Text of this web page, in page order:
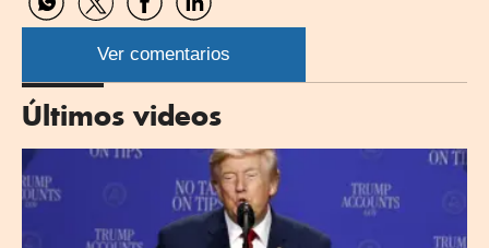
Compartir
por
WhatsApp
Compartir
por
Twitter
Compartir
por
Facebook
Compartir
por
Linkedin
Ver comentarios
Últimos videos